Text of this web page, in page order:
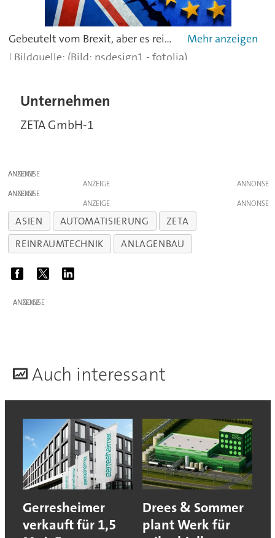
Gebeutelt vom Brexit, aber es reicht noch für die Top-10: Großbritannien kommt mit 24,6 Mrd. Euro (20,9 Mrd. Pfund) auf den zehnten Platz der Rangliste der Pharma-Exporteure 2020.
(Bild: psdesign1 - fotolia)
Unternehmen
ZETA GmbH-1
ANZEIGE
ANZEIGE
ANZEIGE
ANZEIGE
ASIEN AUTOMATISIERUNG
ZETA
REINRAUMTECHNIK
ANLAGENBAU
ANZEIGE
Auch interessant
Gerresheimer
verkauft für 1,5
Drees & Sommer
plant Werk für